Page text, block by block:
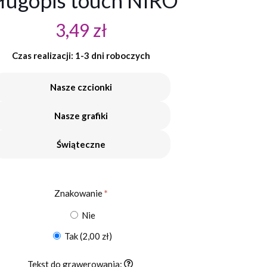
3,49 zł
Czas realizacji: 1-3 dni roboczych
Nasze czcionki
Nasze grafiki
Świąteczne
Znakowanie*
Nie
Tak(2,00 zł)
Tekst do grawerowania: